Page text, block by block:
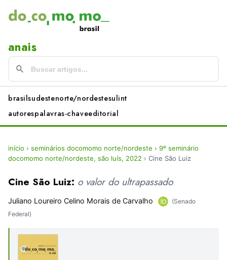
anais
brasilsudestenorte/nordestesulint
autorespalavras-chaveeditorial
início › seminários docomomo norte/nordeste › 9º seminário
docomomo norte/nordeste, são luís, 2022 › Cine São Luiz
Cine São Luiz: o valor do ultrapassado
Juliano Loureiro Celino Morais de Carvalho
(Senado
Federal)